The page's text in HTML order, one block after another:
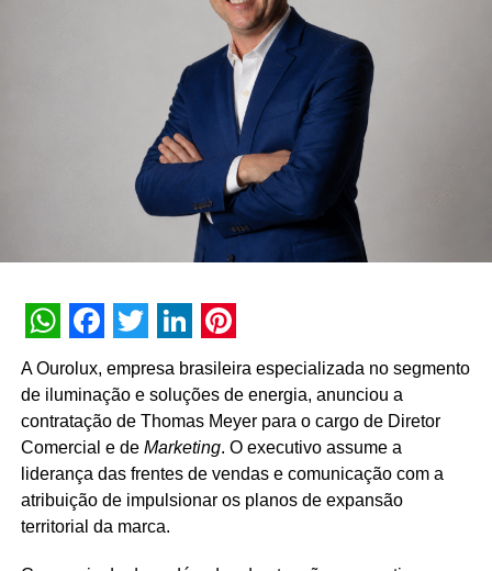
WhatsApp
Facebook
Twitter
LinkedIn
Pinterest
A Ourolux, empresa brasileira especializada no segmento
de iluminação e soluções de energia, anunciou a
contratação de Thomas Meyer para o cargo de Diretor
Comercial e de Marketing. O executivo assume a
liderança das frentes de vendas e comunicação com a
atribuição de impulsionar os planos de expansão
territorial da marca.